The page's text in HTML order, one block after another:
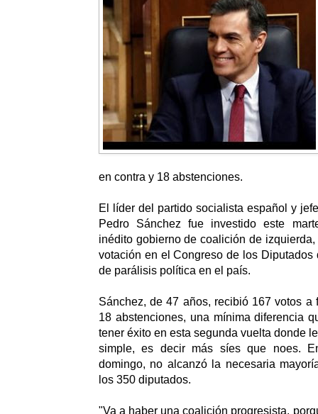
en contra y 18 abstenciones.
El líder del partido socialista español y
Pedro Sánchez fue investido este
inédito gobierno de coalición de
votación en el Congreso de los Diputados
de parálisis política en el país.
Sánchez, de 47 años, recibió 167 votos a
18 abstenciones, una mínima diferencia
tener éxito en esta segunda vuelta donde
simple, es decir más síes que noes.
domingo, no alcanzó la necesaria
los 350 diputados.
"Va a haber una coalición progresista,